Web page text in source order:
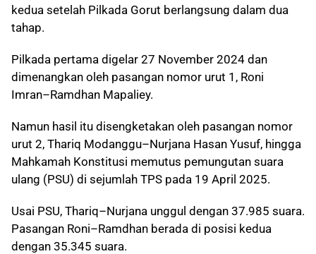
kedua setelah Pilkada Gorut berlangsung dalam dua
tahap.
Pilkada pertama digelar 27 November 2024 dan
dimenangkan oleh pasangan nomor urut 1, Roni
Imran–Ramdhan Mapaliey.
Namun hasil itu disengketakan oleh pasangan nomor
urut 2, Thariq Modanggu–Nurjana Hasan Yusuf, hingga
Mahkamah Konstitusi memutus pemungutan suara
ulang (PSU) di sejumlah TPS pada 19 April 2025.
Usai PSU, Thariq–Nurjana unggul dengan 37.985 suara.
Pasangan Roni–Ramdhan berada di posisi kedua
dengan 35.345 suara.